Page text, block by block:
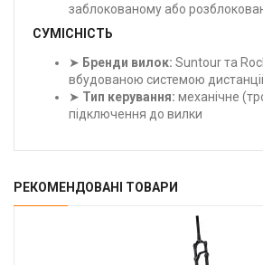
заблокованому або
СУМІСНІСТЬ
➤ Бренди вилок: Suntour та
вбудованою системою
➤ Тип керування: механічне
підключення до вилки
РЕКОМЕНДОВАНІ ТОВАРИ